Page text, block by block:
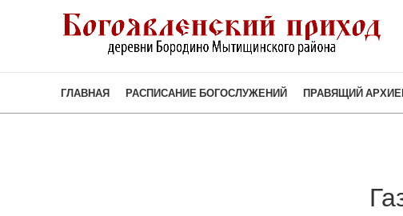
ГЛАВНАЯ РАСПИСАНИЕ БОГОСЛУЖЕНИЙ ПРАВЯЩИЙ